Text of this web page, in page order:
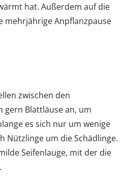
hat. Außerdem auf die
mehrjährige Anpflanzpause
zwischen den
gern Blattläuse an, um
es sich nur um wenige
Nützlinge um die Schädlinge.
Seifenlauge, mit der die